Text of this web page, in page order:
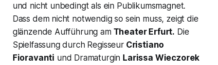
und nicht unbedingt als ein Publikumsmagnet.
Dass dem nicht notwendig so sein muss, zeigt die
glänzende Aufführung amTheater Erfurt. Die
Spielfassung durch RegisseurCristiano
Fioravanti und Dramaturgin Larissa Wieczorek